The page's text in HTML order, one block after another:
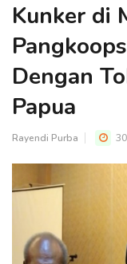
Kunker di
Dengan
Papua
Rayendi Purba